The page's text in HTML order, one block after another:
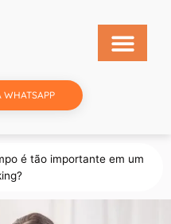
WHATSAPP
é tão importante em um